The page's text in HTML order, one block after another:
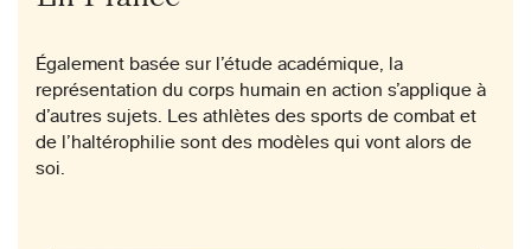
Également basée sur l’étude académique, la
représentation du corps humain en action s’applique à
d’autres sujets. Les athlètes des sports de combat et
de l’haltérophilie sont des modèles qui vont alors de
soi.